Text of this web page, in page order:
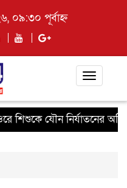
০৯:৩০ পূর্বাহ্ন
Toggle
শিশুকে যৌন নির্যাতনের